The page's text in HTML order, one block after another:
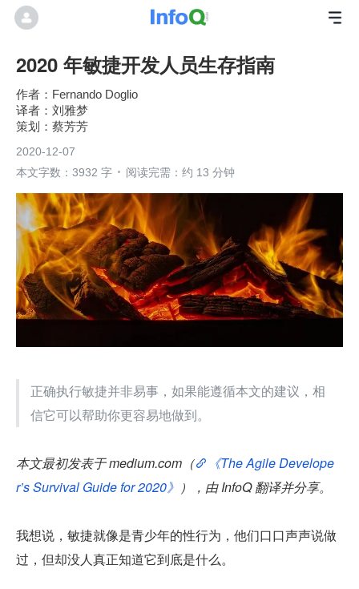
2020 年敏捷开发人员生存指南
Fernando Doglio
刘雅梦
蔡芳芳
2020-12-07
本文字数：3932 字
阅读完需：约 13 分钟
正确执行敏捷并非易事，如果能遵循本文的建议，相
信它可以帮助你更容易地做到。
本文最初发表于 medium.com（
《The Agile Develope
r’s Survival Guide for 2020》 ），由 InfoQ 翻译并分享。
我想说，敏捷就像是青少年的性行为，他们口口声声说做
过，但却没人真正知道它到底是什么。